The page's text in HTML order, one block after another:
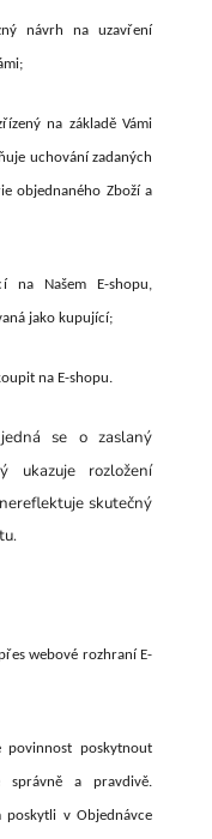
návrh na uzavření
na základě Vámi
uchování zadaných
objednaného Zboží a
na Našem E-shopu,
jako kupující;
na E-shopu.
jedná se o zaslaný
ukazuje rozložení
skutečný
webové rozhraní E-
povinnost poskytnout
správně a pravdivě.
poskytli v Objednávce